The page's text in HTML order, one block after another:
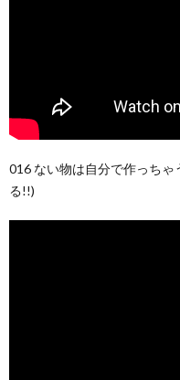
016 ない物は自分で作っち
る!!)